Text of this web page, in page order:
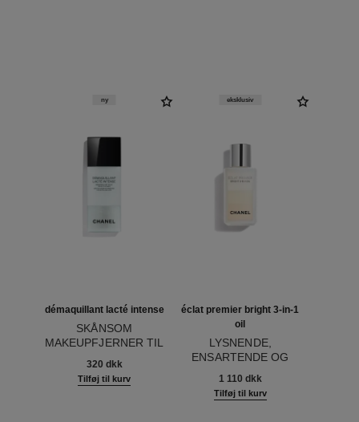
démaquillant lacté intense
SKÅNSOM
MAKEUPFJERNER TIL
ny
320 dkk
Tilføj til kurv
éclat premier bright 3-in-1
oil
LYSNENDE,
ENSARTENDE OG
TREFASEOLIE
eksklusiv
1 110 dkk
Tilføj til kurv